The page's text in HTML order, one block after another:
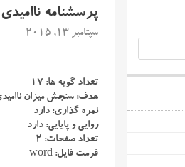
پرسشنامه
سپتامبر 13, 2015
تعداد گویه ها: ۱۷
هدف: سنجش میزان
نمره گذاری: دارد
روایی و پایایی: دارد
تعداد صفحات: ۲
فرمت فایل: word